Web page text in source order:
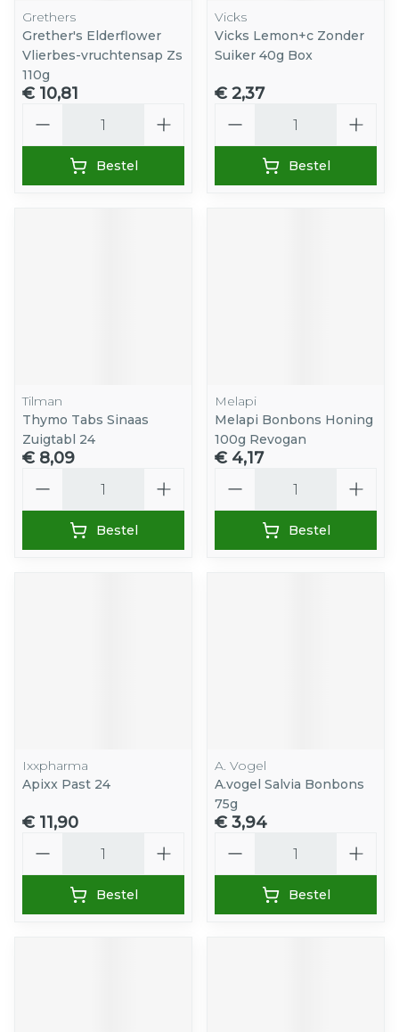
Grethers
Grether's Elderflower
Vlierbes-vruchtensap Zs
110g
€ 10,81
Bestel
Vicks
Vicks Lemon+c Zonder
Suiker 40g Box
€ 2,37
Bestel
Tilman
Thymo Tabs Sinaas
Zuigtabl 24
€ 8,09
Bestel
Melapi
Melapi Bonbons Honing
100g Revogan
€ 4,17
Bestel
Ixxpharma
Apixx Past 24
€ 11,90
Bestel
A. Vogel
A.vogel Salvia Bonbons
75g
€ 3,94
Bestel